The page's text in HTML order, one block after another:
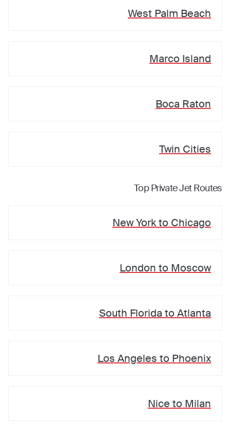
West Palm Beach
Marco Island
Boca Raton
Twin Cities
Top Private Jet Routes
New Yorkto Chicago
London to Moscow
South Florida to Atlanta
Los Angeles to Phoenix
Nice to Milan